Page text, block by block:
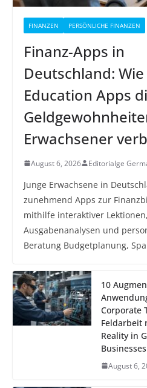
FINANZEN PERSÖNLICHE FINANZEN
Finanz-Apps in
Deutschland:
Education Apps
Erwachsener
August 6, 2026 Editorialge
Junge Erwachsene in
zunehmend Apps zur
mithilfe interaktiver Lektionen,
Ausgabenanalysen und
Beratung Budgetplanung,
10
Corporate
Feldarbeit
Reality in
August 6,